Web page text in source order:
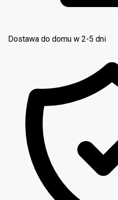
Dostawa do domu w 2-5 dni